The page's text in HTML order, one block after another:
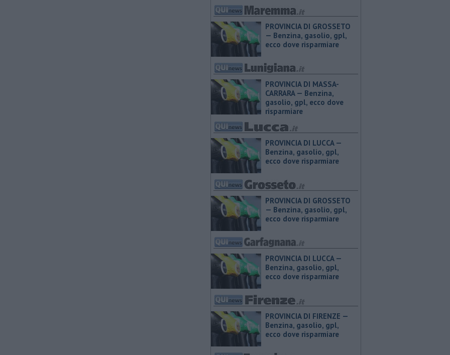
PROVINCIA DI GROSSETO
— ​Benzina, gasolio, gpl,
ecco dove risparmiare
PROVINCIA DI MASSA-
CARRARA — ​Benzina,
gasolio, gpl, ecco dove
risparmiare
PROVINCIA DI LUCCA — ​
Benzina, gasolio, gpl,
ecco dove risparmiare
PROVINCIA DI GROSSETO
— ​Benzina, gasolio, gpl,
ecco dove risparmiare
PROVINCIA DI LUCCA — ​
Benzina, gasolio, gpl,
ecco dove risparmiare
PROVINCIA DI FIRENZE — ​
Benzina, gasolio, gpl,
ecco dove risparmiare